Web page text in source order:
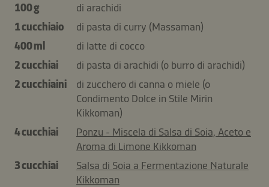
100 g
di arachidi
1 cucchiaio
di pasta di curry (Massaman)
400 ml
di latte di cocco
2 cucchiai
di pasta di arachidi (o burro di arachidi)
2 cucchiaini
di zucchero di canna o miele (o
Condimento Dolce in Stile Mirin
Kikkoman)
4 cucchiai
Ponzu - Miscela di Salsa di Soia, Aceto e
Aroma di Limone Kikkoman
3 cucchiai
Salsa di Soia a Fermentazione Naturale
Kikkoman